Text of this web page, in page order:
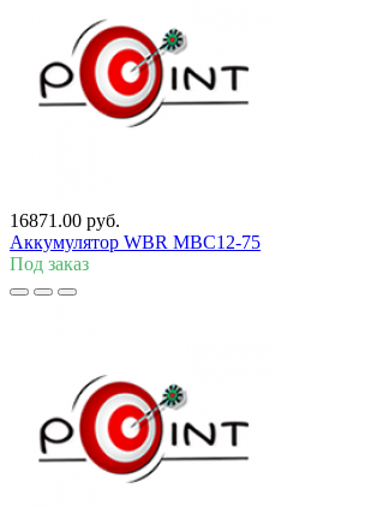
16871.00 руб.
Аккумулятор WBR MBC12-75
Под заказ